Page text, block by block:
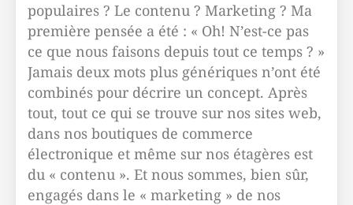
populaires ? Le contenu ? Marketing ? Ma
première pensée a été : « Oh! N’est-ce pas
ce que nous faisons depuis tout ce temps ? »
Jamais deux mots plus génériques n’ont été
combinés pour décrire un concept. Après
tout, tout ce qui se trouve sur nos sites web,
dans nos boutiques de commerce
électronique et même sur nos étagères est
du « contenu ». Et nous sommes, bien sûr,
engagés dans le « marketing » de nos